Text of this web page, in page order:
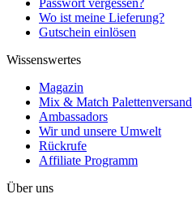
Wo ist meine Lieferung?
Gutschein einlösen
Wissenswertes
Magazin
Mix & Match Palettenversand
Ambassadors
Wir und unsere Umwelt
Rückrufe
Affiliate Programm
Über uns